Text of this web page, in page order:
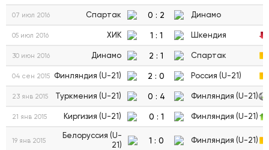
07 июл 2016 Спартак 0 : 2 Динамо
05 июл 2016 ХИК 1 : 1 Шкендия
30 июн 2016 Динамо 2 : 1 Спартак
04 сен 2015 Финляндия (U-21) 2 : 0 Россия (U-21)
23 янв 2015 Туркмения (U-21) 0 : 4 Финляндия (U-21)
21 янв 2015 Киргизия (U-21) 0 : 1 Финляндия (U-21)
19 янв 2015
Белоруссия (U-
21)
1 : 0 Финляндия (U-21)